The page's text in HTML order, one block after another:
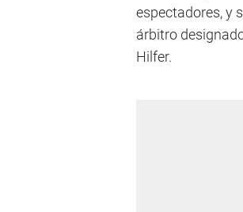
espectadores, y
árbitro
Hilfer.